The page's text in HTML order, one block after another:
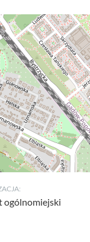
ogólnomiejski